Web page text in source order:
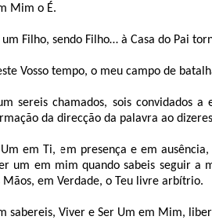
Mim o É.
um Filho, sendo Filho… à Casa do Pai
Vosso tempo, o meu campo de
sereis chamados, sois convidados
da direcção da palavra ao
Um em Ti, em presença e em
um em mim quando sabeis seguir a
Mãos, em Verdade, o Teu livre arbítrio.
sabereis, Viver e Ser Um em Mim,